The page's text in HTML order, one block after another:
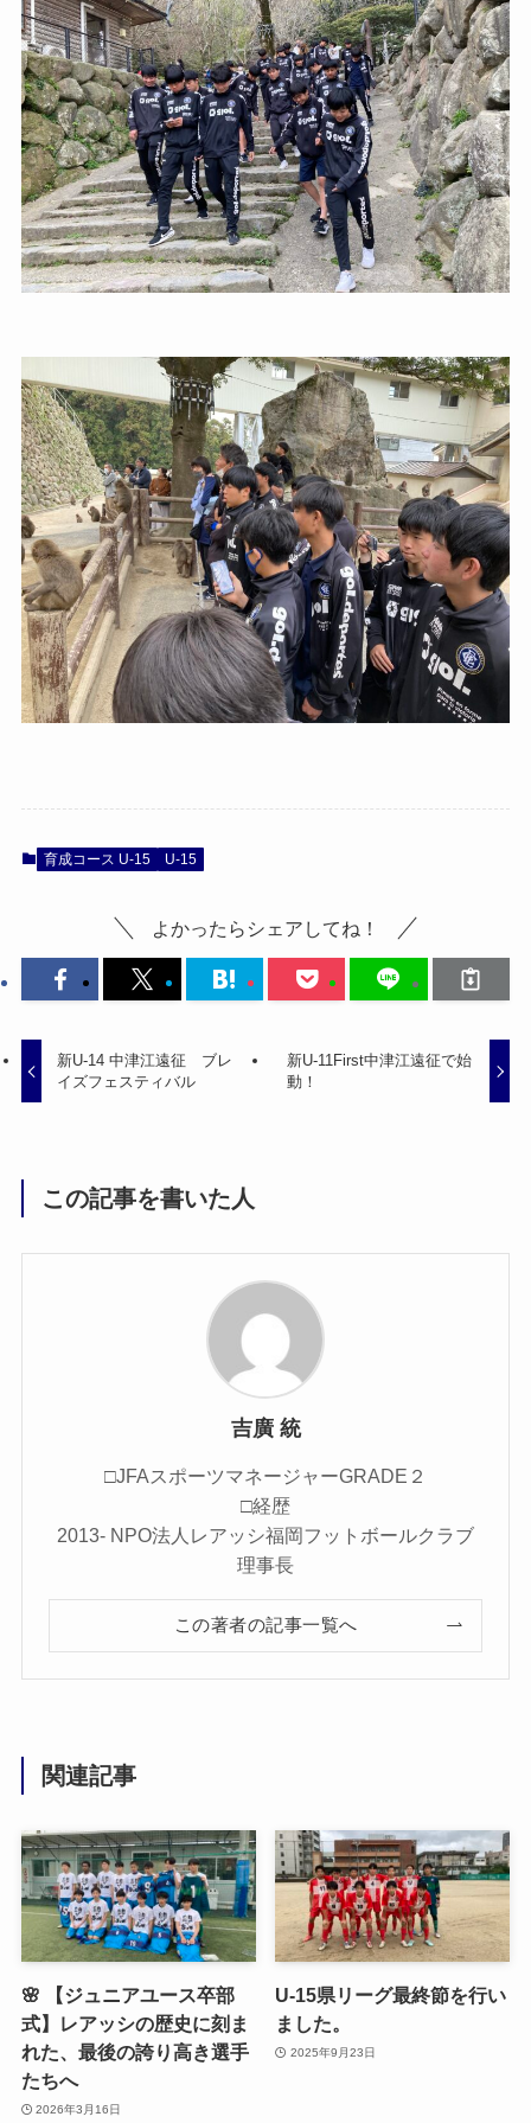
育成コース U-15 U-15
よかったらシェアしてね！
新U-14 中津江遠征 ブレ
イズフェスティバル
新U-11First中津江遠征で始
動！
この記事を書いた人
吉廣 統
□JFAスポーツマネージャーGRADE２
□経歴
2013- NPO法人レアッシ福岡フットボールクラブ
理事長
この著者の記事一覧へ
関連記事
🌸 【ジュニアユース卒部
式】レアッシの歴史に刻ま
れた、最後の誇り高き選手
たちへ
2026年3月16日
U-15県リーグ最終節を行い
ました。
2025年9月23日